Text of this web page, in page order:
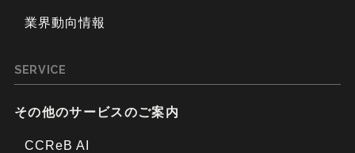
業界動向情報
SERVICE
その他のサービスのご案内
CCReB AI